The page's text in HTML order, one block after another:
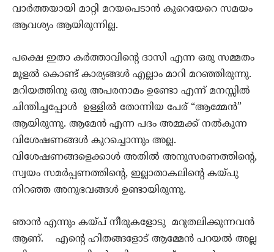
വാർത്തയായി മാറ്റി മറയപെടാൻ കുറെയേറെ സമയം
ആവശ്യം ആയിരുന്നില്ല.
പക്ഷെ ഇതാ കർത്താവിൻ്റെ ദാസി എന്ന ഒരു സമ്മതം
മൂളൽ കൊണ്ട് കാര്യങ്ങൾ എല്ലാം മാറി മറഞ്ഞിരുന്നു.
മറിയത്തിനു ഒരു അപരനാമം ഉണ്ടോ എന്ന് മനസ്സിൽ
ചിന്തിച്ചപ്പോൾ ഉള്ളിൽ തോന്നിയ പേര് “ആമ്മേൻ”
ആയിരുന്നു. ആമേൻ എന്ന പദം അമ്മക്ക് നൽകുന്ന
വിശേഷണങ്ങൾ കുറച്ചൊന്നും അല്ല.
വിശേഷണങ്ങളെക്കാൾ അതിൽ അനുസരണത്തിന്റെ,
സ്വയം സമർപ്പണത്തിന്റെ, ഇല്ലാതാകലിൻ്റെ കയ്പു
നിറഞ്ഞ അനുഭവങ്ങൾ ഉണ്ടായിരുന്നു.
ഞാൻ എന്നും കയ്പ് നീരുകളോടു മറുതലിക്കുന്നവൻ
ആണ്. എന്‍റെ ഹിതങ്ങളോട് ആമ്മേൻ പറയൽ അല്ല